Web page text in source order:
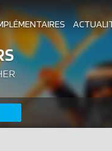
CATALOGUES
PLAYMOBIL